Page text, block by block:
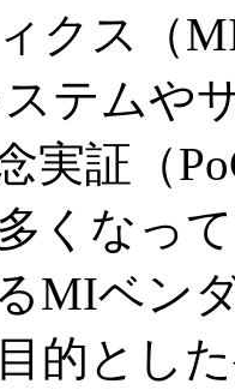
クス（
テムや
実証（
くなっ
MIベン
的とし